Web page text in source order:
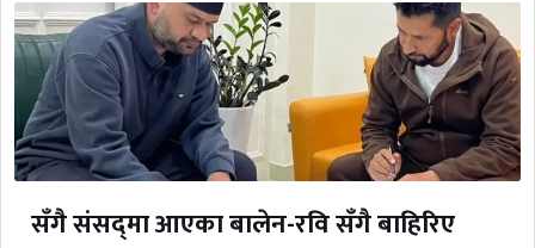
सँगै संसद्‌मा आएका बालेन-रवि सँगै बाहिरिए